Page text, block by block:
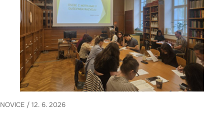
NOVICE / 12. 6. 2026